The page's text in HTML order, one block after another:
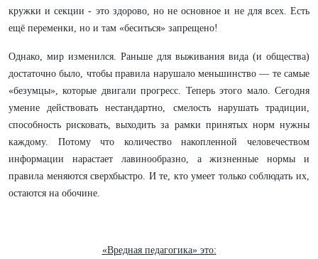
кружки и секции - это здорово, но не основное и не для всех. Есть
ещё переменки, но и там «беситься» запрещено!
Однако, мир изменился. Раньше для выживания вида (и общества)
достаточно было, чтобы правила нарушало меньшинство — те самые
«безумцы», которые двигали прогресс. Теперь этого мало. Сегодня
умение действовать нестандартно, смелость нарушать традиции,
способность рисковать, выходить за рамки принятых норм нужны
каждому. Потому что количество накопленной человечеством
информации нарастает лавинообразно, а жизненные нормы и
правила меняются сверхбыстро. И те, кто умеет только соблюдать их,
остаются на обочине.
«Вредная педагогика» это: